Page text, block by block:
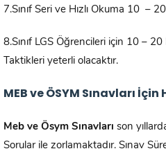
7.Sınıf Seri ve Hızlı Okuma 10 –
8.Sınıf LGS Öğrencileri için 10 –
Taktikleri yeterli olacaktır.
MEB ve ÖSYM Sınavları
Meb ve Ösym Sınavları son
Sorular ile zorlamaktadır. Sınav